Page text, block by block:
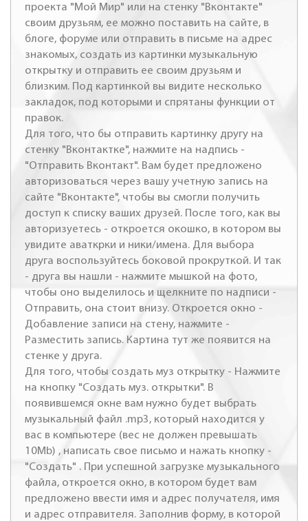
проекта "Мой Мир" или на стенку "Вконтакте"
своим друзьям, ее можно поставить на сайте, в
блоге, форуме или отправить в письме на адрес
знакомых, создать из картинки музыкальную
открытку и отправить ее своим друзьям и
близким. Под картинкой вы видите несколько
закладок, под которыми и спрятаны функции от
правок.
Для того, что бы отправить картинку другу на
стенку "Вконтактке", нажмите на надпись -
"Отправить Вконтакт". Вам будет предложено
авторизоваться через вашу учетную запись на
сайте "Вконтакте", чтобы вы смогли получить
доступ к списку ваших друзей. После того, как вы
авторизуетесь - откроется окошко, в котором вы
увидите аваткрки и ники/имена. Для выбора
друга воспользуйтесь боковой прокруткой. И так
- друга вы нашли - нажмите мышкой на фото,
чтобы оно выделилось и щелкните по надписи -
Отправить, она стоит внизу. Откроется окно -
Добавление записи на стену, нажмите -
Разместить запись. Картина тут же появится на
стенке у друга.
Для того, чтобы создать муз открытку - Нажмите
на кнопку "Создать муз. открытки". В
появившемся окне вам нужно будет выбрать
музыкальный файл .mp3, который находится у
вас в компьютере (вес не должен превышать
10Mb) , написать свое письмо и нажать кнопку -
"Создать" . При успешной загрузке музыкального
файла, откроется окно, в котором будет вам
предложено ввести имя и адрес получателя, имя
и адрес отправителя. Заполнив форму, в которой